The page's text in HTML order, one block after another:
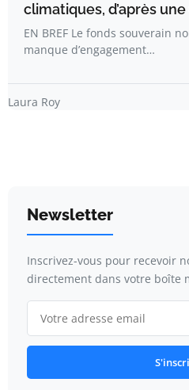
climatiques, d’après une
EN BREF Le fonds souverain
manque d’engagement…
Laura Roy
Newsletter
Inscrivez-vous pour recevoir
directement dans votre boîte